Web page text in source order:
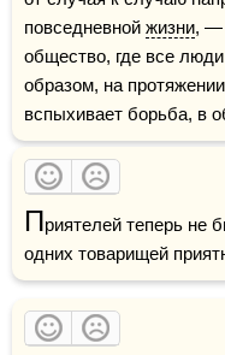
повседневной жизни, —
общество, где все
образом, на
вспыхивает борьба, в
Приятелей теперь не
одних товарищей